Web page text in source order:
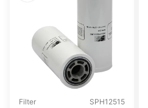
Filter SPH12515